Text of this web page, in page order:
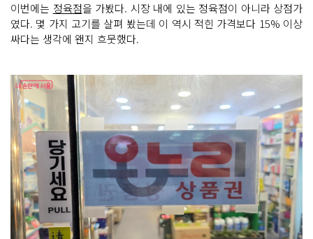
이번에는 정육점을 가봤다. 시장 내에 있는 정육점이 아니라 상점가
였다. 몇 가지 고기를 살펴 봤는데 이 역시 적힌 가격보다 15% 이상
싸다는 생각에 왠지 흐뭇했다.